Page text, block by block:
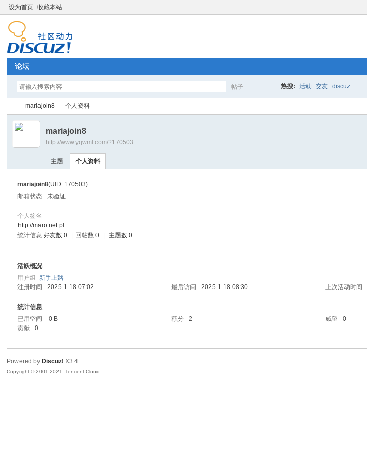
设为首页 收藏本站
论坛
帖子 热搜: 活动 交友 discuz
›
mariajoin8 个人资料
mariajoin8
http://www.yqwml.com/?170503
主题 个人资料
mariajoin8(UID: 170503)
邮箱状态
未验证
个人签名
http://maro.net.pl
统计信息 好友数 0 回帖数 0 主题数 0
活跃概况
用户组新手上路
注册时间
2025-1-18 07:02 最后访问 2025-1-18 08:30 上次活动时间
统计信息
已用空间
0 B 积分 2 威望 0
贡献
0
Powered by Discuz! X3.4
Copyright © 2001-2021, Tencent Cloud.